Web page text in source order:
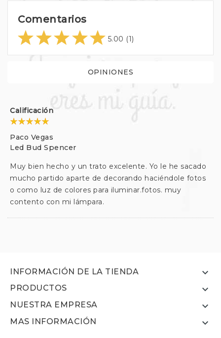
Comentarios
5.00 (1)
OPINIONES
Calificación
Paco Vegas
Led Bud Spencer
Muy bien hecho y un trato excelente. Yo le he sacado
mucho partido aparte de decorando haciéndole fotos
o como luz de colores para iluminar.fotos. muy
contento con mi lámpara.
INFORMACIÓN DE LA TIENDA 
PRODUCTOS 
NUESTRA EMPRESA 
MAS INFORMACIÓN 